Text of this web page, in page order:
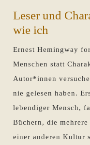
Leser und
wie ich
Ernest Hemingway
Menschen statt
Autor*innen
nie gelesen haben.
lebendiger Mensch,
Büchern, die
einer anderen Kultur